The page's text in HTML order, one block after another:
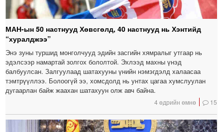
МАН-ын 50 настнууд Хөвсгөлд, 40 настнууд нь Хэнтийд
“хуралджээ”
Энэ зуны туршид монголчууд эдийн засгийн хямралыг утгаар нь
эдэлсээр намартай золгох бололтой. Эхлээд махны үнэд
балбуулсан. Залгуулаад шатахууны үнийн нэмэгдэлд халаасаа
тэмтрүүллээ. Болоогүй ээ, хомсдолд нь унтах цагаа хумслуулан
дугаарлан байж жаахан шатахуун олж авч байна.
4 өдрийн өмнө 15